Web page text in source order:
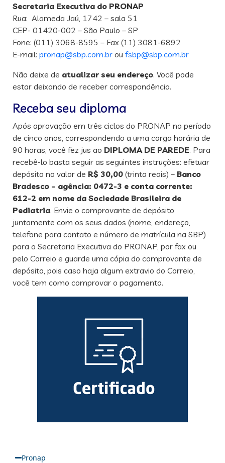
Secretaria Executiva do PRONAP
Rua: Alameda Jaú, 1742 – sala 51
CEP- 01420-002 – São Paulo – SP
Fone: (011) 3068-8595 – Fax (11) 3081-6892
E-mail: pronap@sbp.com.br ou fsbp@sbp.com.br
Não deixe de atualizar seu endereço. Você pode
estar deixando de receber correspondência.
Receba seu diploma
Após aprovação em três ciclos do PRONAP no período
de cinco anos, correspondendo a uma carga horária de
90 horas, você fez jus ao DIPLOMA DE PAREDE. Para
recebê-lo basta seguir as seguintes instruções: efetuar
depósito no valor de R$ 30,00 (trinta reais) – Banco
Bradesco – agência: 0472-3 e conta corrente:
612-2 em nome da Sociedade Brasileira de
Pediatria. Envie o comprovante de depósito
juntamente com os seus dados (nome, endereço,
telefone para contato e número de matrícula na SBP)
para a Secretaria Executiva do PRONAP, por fax ou
pelo Correio e guarde uma cópia do comprovante de
depósito, pois caso haja algum extravio do Correio,
você tem como comprovar o pagamento.
Pronap